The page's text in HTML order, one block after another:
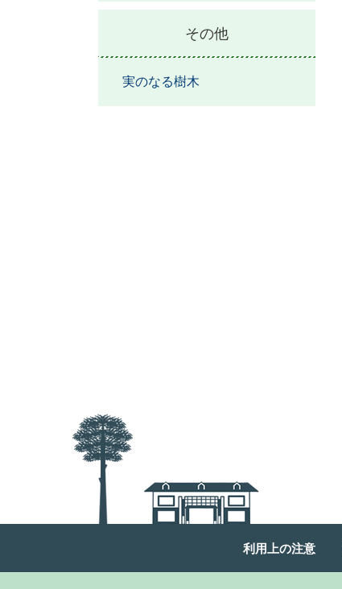
その他
実のなる樹木
利用上の注意